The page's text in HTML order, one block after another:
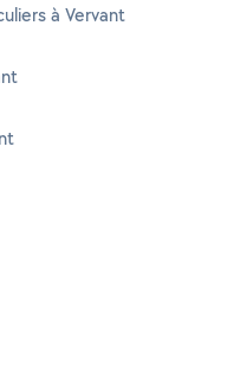
à Vervant